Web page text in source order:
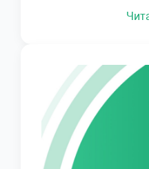
тонкости
устаревания,
продолжают
наполняя свои
задачами